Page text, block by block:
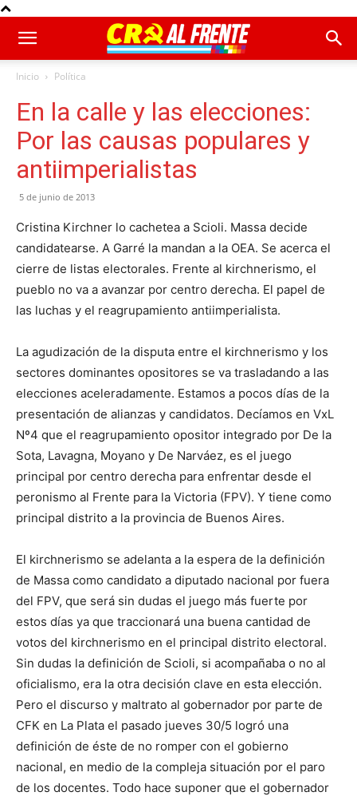
Inicio Política
En la calle y las elecciones:
Por las causas populares y
antiimperialistas
5 de junio de 2013
Cristina Kirchner lo cachetea a Scioli. Massa decide
candidatearse. A Garré la mandan a la OEA. Se acerca el
cierre de listas electorales. Frente al kirchnerismo, el
pueblo no va a avanzar por centro derecha. El papel de
las luchas y el reagrupamiento antiimperialista.
La agudización de la disputa entre el kirchnerismo y los
sectores dominantes opositores se va trasladando a las
elecciones aceleradamente. Estamos a pocos días de la
presentación de alianzas y candidatos. Decíamos en VxL
Nº4 que el reagrupamiento opositor integrado por De la
Sota, Lavagna, Moyano y De Narváez, es el juego
principal por centro derecha para enfrentar desde el
peronismo al Frente para la Victoria (FPV). Y tiene como
principal distrito a la provincia de Buenos Aires.
El kirchnerismo se adelanta a la espera de la definición
de Massa como candidato a diputado nacional por fuera
del FPV, que será sin dudas el juego más fuerte por
estos días ya que traccionará una buena cantidad de
votos del kirchnerismo en el principal distrito electoral.
Sin dudas la definición de Scioli, si acompañaba o no al
oficialismo, era la otra decisión clave en esta elección.
Pero el discurso y maltrato al gobernador por parte de
CFK en La Plata el pasado jueves 30/5 logró una
definición de éste de no romper con el gobierno
nacional, en medio de la compleja situación por el paro
de los docentes. Todo hace suponer que el gobernador